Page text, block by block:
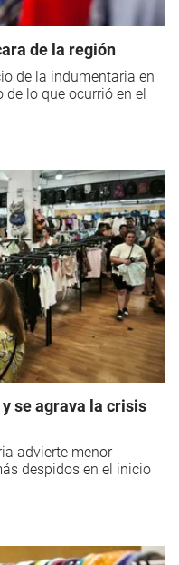
de la región
de la indumentaria en
lo que ocurrió en el
se agrava la crisis
advierte menor
despidos en el inicio